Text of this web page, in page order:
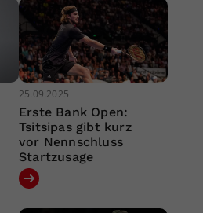
25.09.2025
Erste Bank Open:
Tsitsipas gibt kurz
vor Nennschluss
Startzusage